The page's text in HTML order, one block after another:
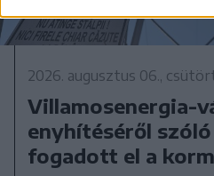
2026. augusztus 06.,
Villamosenergia-
enyhítéséről
fogadott el a